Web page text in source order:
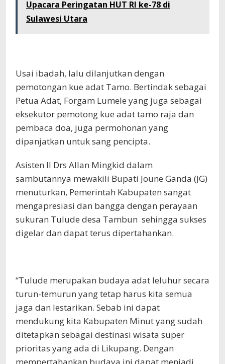
Upacara Peringatan HUT RI ke-78 di
Sulawesi Utara
Usai ibadah, lalu dilanjutkan dengan
pemotongan kue adat Tamo. Bertindak sebagai
Petua Adat, Forgam Lumele yang juga sebagai
eksekutor pemotong kue adat tamo raja dan
pembaca doa, juga permohonan yang
dipanjatkan untuk sang pencipta.
Asisten II Drs Allan Mingkid dalam
sambutannya mewakili Bupati Joune Ganda (JG)
menuturkan, Pemerintah Kabupaten sangat
mengapresiasi dan bangga dengan perayaan
sukuran Tulude desa Tambun sehingga sukses
digelar dan dapat terus dipertahankan.
“Tulude merupakan budaya adat leluhur secara
turun-temurun yang tetap harus kita semua
jaga dan lestarikan. Sebab ini dapat
mendukung kita Kabupaten Minut yang sudah
ditetapkan sebagai destinasi wisata super
prioritas yang ada di Likupang. Dengan